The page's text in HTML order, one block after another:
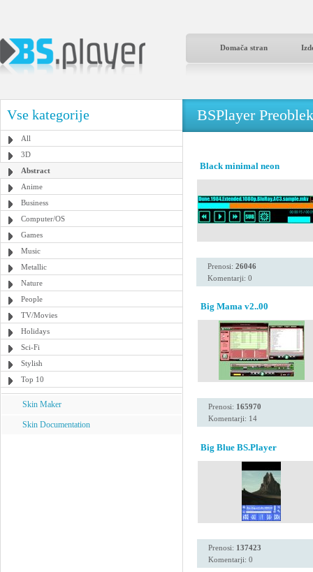
Domača stran
Vse kategorije
All
3D
Abstract
Anime
Business
Computer/OS
Games
Music
Metallic
Nature
People
TV/Movies
Holidays
Sci-Fi
Stylish
Top 10
Skin Maker
Skin Documentation
BSPlayer
Black minimal neon
Prenosi: 26046
Komentarji: 0
Big Mama v2..00
Prenosi: 165970
Komentarji: 14
Big Blue BS.Player
Prenosi: 137423
Komentarji: 0